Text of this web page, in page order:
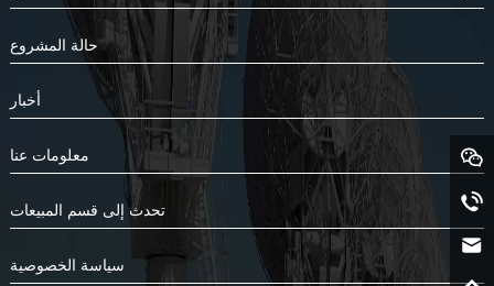
حالة المشروع
أخبار
معلومات عنا
تحدث إلى قسم المبيعات
سياسة الخصوصية